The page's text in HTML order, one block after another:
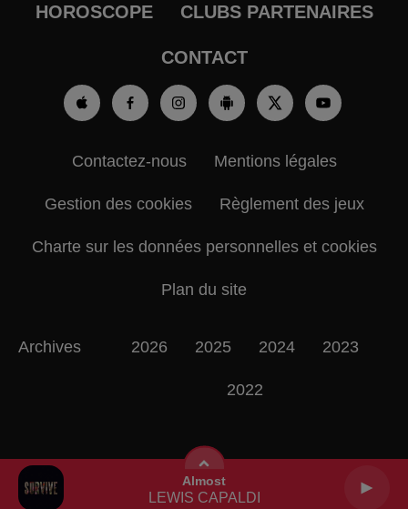
Almost
LEWIS CAPALDI
HOROSCOPE CLUBS PARTENAIRES
CONTACT
Contactez-nous Mentions légales
Gestion des cookies Règlement des jeux
Charte sur les données personnelles et cookies
Plan du site
Archives 2026 2025 2024 2023
2022